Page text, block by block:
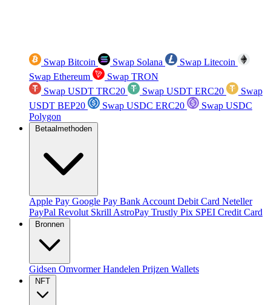
Swap Bitcoin Swap Solana
Swap Litecoin
Swap Ethereum
Swap TRON
Swap USDT TRC20
Swap USDT ERC20
Swap
USDT BEP20
Swap USDC ERC20
Swap USDC
Polygon
Betaalmethoden
Apple Pay Google Pay Bank Account Debit Card Neteller
PayPal Revolut Skrill AstroPay Trustly Pix SPEI Credit Card
Bronnen
Gidsen OmvormerHandelen Prijzen Wallets
NFT